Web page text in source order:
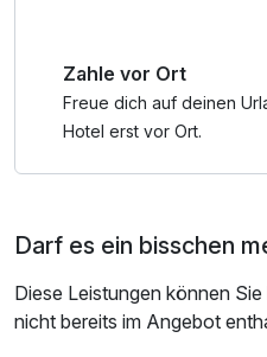
Sichern Sie sich jetzt Ihre
sich auf unvergessliche
Zahle vor Ort
Freue dich auf deinen
Hotel erst vor Ort.
Darf es ein bisschen
Diese Leistungen können
nicht bereits im Angebot